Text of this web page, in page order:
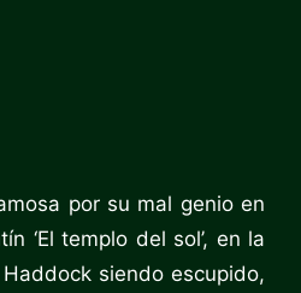
por su mal genio en
‘El templo del sol’, en la
siendo escupido,